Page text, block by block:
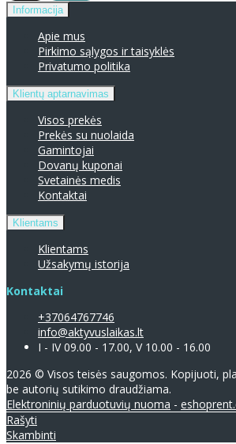
Informacija
Apie mus
Pirkimo sąlygos ir taisyklės
Privatumo politika
Klientų aptarnavimas
Visos prekės
Prekės su nuolaida
Gamintojai
Dovanų kuponai
Svetainės medis
Kontaktai
Klientams
Klientams
Užsakymų istorija
Kontaktai
+37064767746
info@aktyvuslaikas.lt
I - IV 09.00 - 17.00, V 10.00 - 16.00
2026 © Visos teisės saugomos. Kopijuoti,
be autorių sutikimo draudžiama.
Elektroninių parduotuvių nuoma -
Rašyti
Skambinti